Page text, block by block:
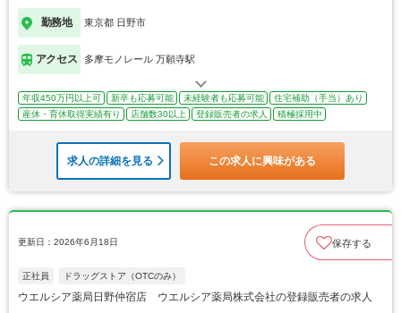
勤務地 東京都 日野市
アクセス 多摩モノレール 万願寺駅
年収450万円以上可 新卒も応募可能 未経験者も応募可能
住宅補助（手当）あり
産休・育休取得実績有り
店舗数30以上 登録販売者の求人 積極採用中
求人の詳細を見る この求人に興味がある
更新日：2026年6月18日 保存する
正社員 ドラッグストア（OTCのみ）
ウエルシア薬局日野仲宿店 ウエルシア薬局株式会社の登録販売者の求人